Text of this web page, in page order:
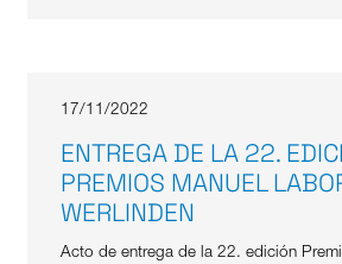
17/11/2022
ENTREGA DE LA 22.
PREMIOS MANUEL
WERLINDEN
Acto de entrega de la 22. edición